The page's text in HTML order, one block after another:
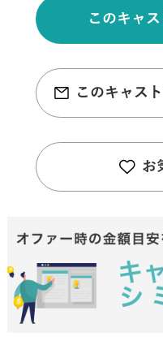
このキャ
このキャス
お